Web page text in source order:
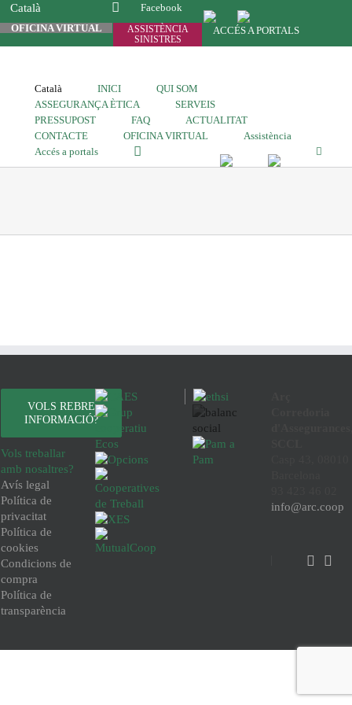
Català
Facebook
OFICINA VIRTUAL
ASSISTÈNCIA
SINISTRES
ACCÉS A PORTALS
Català INICI
QUI SOM
ASSEGURANÇA ÈTICA
SERVEIS
PRESSUPOST
FAQ
ACTUALITAT
CONTACTE
OFICINA VIRTUAL
Assistència
Accés a portals
VOLS REBRE
INFORMACIÓ?
Vols treballar
amb nosaltres?
Avís legal
Política de
privacitat
Política de
cookies
Condicions de
compra
Política de
transparència
info@arc.coop